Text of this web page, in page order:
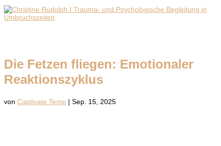
Die Fetzen fliegen: Emotionaler
Reaktionszyklus
von Captivate Temp | Sep. 15, 2025